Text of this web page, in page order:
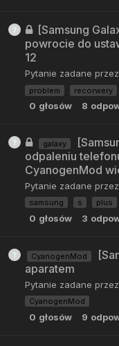
[Samsung
powrocie do
12
Pytanie zadane przez
problem recorwery
0 głosów 8
galaxy
odpaleniu
CyanogenMod
Pytanie zadane przez
samsung s plus
0 głosów 3
CyanogenMod
aparatem
Pytanie zadane przez
CyanogenMod
0 głosów 9